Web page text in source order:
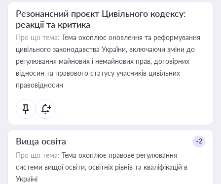
Резонансний проєкт Цивільного кодексу:
реакції та критика
Про що тема: Тема охоплює оновлення та реформування
цивільного законодавства України, включаючи зміни до
регулювання майнових і немайнових прав, договірних
відносин та правового статусу учасників цивільних
правовідносин
Вища освіта +2
Про що тема: Тема охоплює правове регулювання
системи вищої освіти, освітніх рівнів та кваліфікацій в
Україні